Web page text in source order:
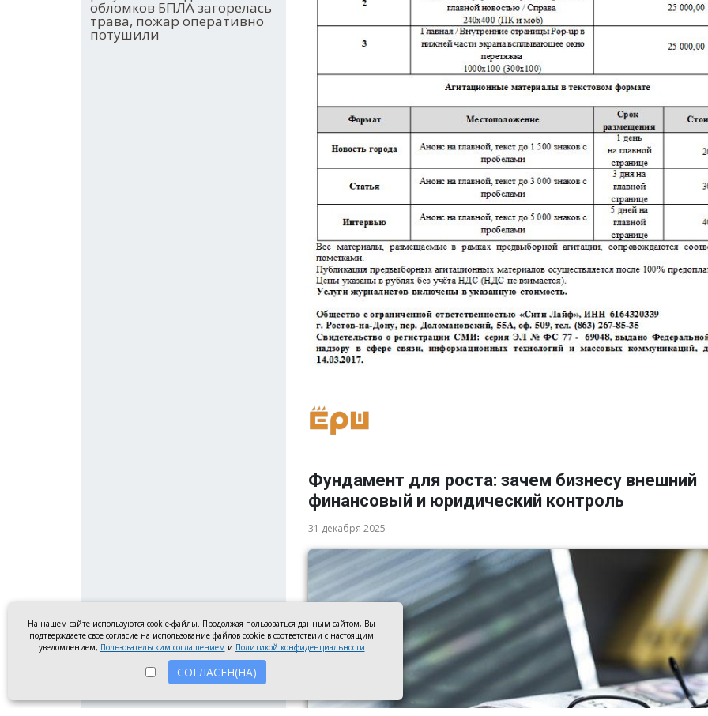
обломков БПЛА загорелась
трава, пожар оперативно
потушили
Фундамент для роста: зачем бизнесу внешний
финансовый и юридический контроль
31 декабря 2025
На нашем сайте используются cookie-файлы. Продолжая пользоваться данным сайтом, Вы
подтверждаете свое согласие на использование файлов cookie в соответствии с настоящим
уведомлением, Пользовательским соглашением и Политикой конфиденциальности
СОГЛАСЕН(НА)